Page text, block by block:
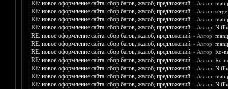
RE: новое оформление сайта. сбор багов, жалоб, предложений. - Автор:
RE: новое оформление сайта. сбор багов, жалоб, предложений. - Автор:
RE: новое оформление сайта. сбор багов, жалоб, предложений. - Автор:
RE: новое оформление сайта. сбор багов, жалоб, предложений. - Автор:
RE: новое оформление сайта. сбор багов, жалоб, предложений. - Автор:
RE: новое оформление сайта. сбор багов, жалоб, предложений. - Автор:
RE: новое оформление сайта. сбор багов, жалоб, предложений. - Автор: Ro-
RE: новое оформление сайта. сбор багов, жалоб, предложений. - Автор: Ro-
RE: новое оформление сайта. сбор багов, жалоб, предложений. - Автор:
RE: новое оформление сайта. сбор багов, жалоб, предложений. - Автор:
RE: новое оформление сайта. сбор багов, жалоб, предложений. - Автор: